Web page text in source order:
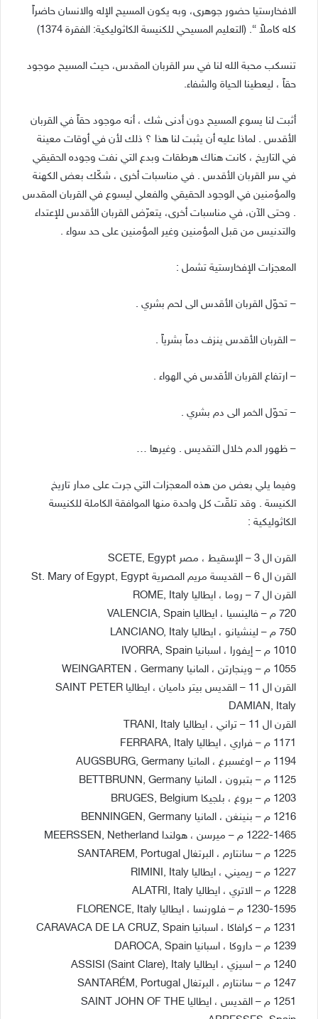
الافخارستيا حضور جوهرى، وبه يكون المسيح الإله والانسان حاضراً
كله كاملاً “. (التعليم المسيحي للكنيسة الكاثوليكية: الفقرة 1374)
تنسكب محبة الله لنا في سر القربان المقدس، حيث المسيح موجود
حقاً ، ليعطينا الحياة والشفاء.
أثبت لنا يسوع المسيح دون أدنى شك ، أنه موجود حقاً في القربان
الأقدس . لماذا عليه أن يثبت لنا هذا ؟ ذلك لأن في أوقات معينة
في التاريخ ، كانت هناك هرطقات وبدع التي نفت وجوده الحقيقي
في سر القربان الأقدس . في مناسبات أخرى ، شكّك بعض الكهنة
والمؤمنين في الوجود الحقيقي والفعلي ليسوع في القربان المقدس
. وحتى الآن، في مناسبات أخرى، يتعرّض القربان الأقدس للإعتداء
والتدنيس من قبل المؤمنين وغير المؤمنين على حد سواء .
المعجزات الإفخارستية تشمل :
– تحوّل القربان الأقدس الى لحم بشري .
– القربان الأقدس ينزف دماً بشرياً .
– ارتفاع القربان الأقدس في الهواء .
– تحوّل الخمر الى دم بشري .
– ظهور الدم خلال التقديس . وغيرها …
وفيما يلي بعض من هذه المعجزات التي جرت على مدار تاريخ
الكنيسة . وقد تلقّت كل واحدة منها الموافقة الكاملة للكنيسة
الكاثوليكية :
القرن ال 3 – الإسقيط ، مصر SCETE, Egypt
القرن ال 6 – القديسة مريم المصرية St. Mary of Egypt, Egypt
القرن ال 7 – روما ، ايطاليا ROME, Italy
720 م – فالينسيا ، ايطاليا VALENCIA, Spain
750 م – لينشيانو ، ايطاليا LANCIANO, Italy
1010 م – إيفورا ، اسبانيا IVORRA, Spain
1055 م – وينجارتن ، المانيا WEINGARTEN ، Germany
القرن ال 11 – القديس بيتر داميان ، ايطاليا SAINT PETER
DAMIAN, Italy
القرن ال 11 – تراني ، ايطاليا TRANI, Italy
1171 م – فراري ، ايطاليا FERRARA, Italy
1194 م – اوغسبرغ ، المانيا AUGSBURG, Germany
1125 م – بتبرون ، المانيا BETTBRUNN, Germany
1203 م – بروغ ، بلجيكا BRUGES, Belgium
1216 م – بنينغن ، المانيا BENNINGEN, Germany
1222-1465 م – ميرسن ، هولندا MEERSSEN, Netherland
1225 م – سانتارم ، البرتغال SANTAREM, Portugal
1227 م – ريميني ، ايطاليا RIMINI, Italy
1228 م – الاتري ، ايطاليا ALATRI, Italy
1230-1595 م – فلورنسا ، ايطاليا FLORENCE, Italy
1231 م – كرافاكا ، اسبانيا CARAVACA DE LA CRUZ, Spain
1239 م – داروكا ، اسبانيا DAROCA, Spain
1240 م – اسيزي ، ايطاليا ASSISI (Saint Clare), Italy
1247 م – سانتارم ، البرتغال SANTARÉM, Portugal
1251 م – القديس ، ايطاليا SAINT JOHN OF THE